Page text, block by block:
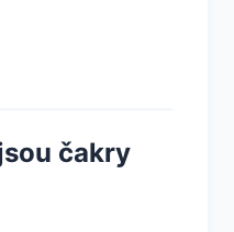
čakry